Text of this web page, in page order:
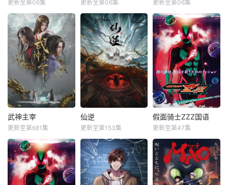
更新至第06集 更新至第06集 更新至第06集
武神主宰
更新至第681集
仙逆
更新至第153集
假面骑士ZZZ国语
更新至第47集